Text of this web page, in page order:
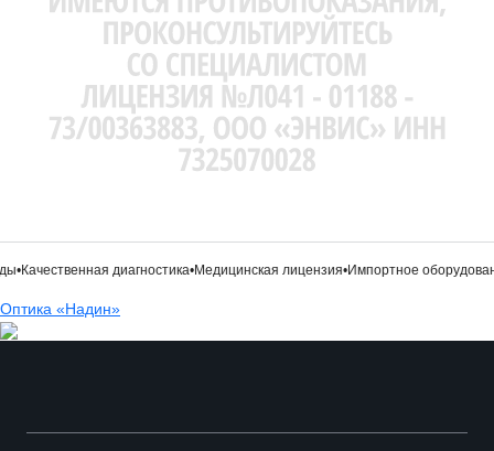
•Качественная диагностика•Медицинская лицензия•Импортное
Оптика «Надин»